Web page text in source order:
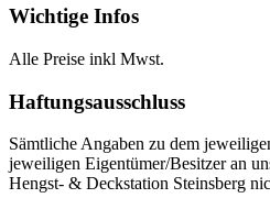
Wichtige Infos
Alle Preise inkl Mwst.
Haftungsausschluss
Sämtliche Angaben zu dem
jeweiligen Eigentümer/Besitzer an
Hengst- & Deckstation Steinsberg